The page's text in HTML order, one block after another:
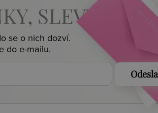
SLEVY, AKCE
se o nich dozví.
do e-mailu.